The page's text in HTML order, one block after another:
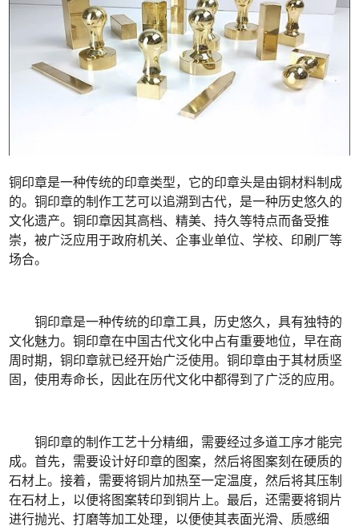
铜印章是一种传统的印章类型，它的印章头是由铜材料制成
的。铜印章的制作工艺可以追溯到古代，是一种历史悠久的
文化遗产。铜印章因其高档、精美、持久等特点而备受推
崇，被广泛应用于政府机关、企事业单位、学校、印刷厂等
场合。
铜印章是一种传统的印章工具，历史悠久，具有独特的
文化魅力。铜印章在中国古代文化中占有重要地位，早在商
周时期，铜印章就已经开始广泛使用。铜印章由于其材质坚
固，使用寿命长，因此在历代文化中都得到了广泛的应用。
铜印章的制作工艺十分精细，需要经过多道工序才能完
成。首先，需要设计好印章的图案，然后将图案刻在硬质的
石材上。接着，需要将铜片加热至一定温度，然后将其压制
在石材上，以便将图案转印到铜片上。最后，还需要将铜片
进行抛光、打磨等加工处理，以便使其表面光滑、质感细